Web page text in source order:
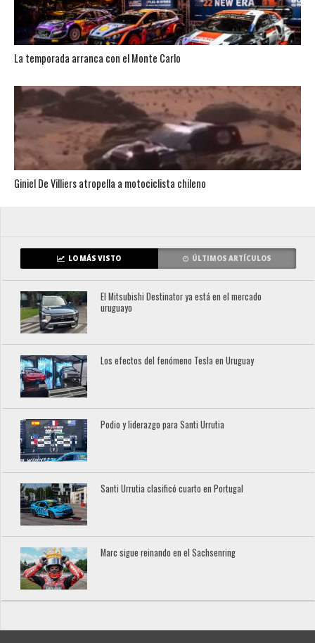
La temporada arranca con el Monte Carlo
Giniel De Villiers atropella a motociclista chileno
LO MÁS VISTO ÚLTIMOS ARTÍCULOS
El Mitsubishi Destinator ya está en el mercado
uruguayo
Los efectos del fenómeno Tesla en Uruguay
Podio y liderazgo para Santi Urrutia
Santi Urrutia clasificó cuarto en Portugal
Marc sigue reinando en el Sachsenring